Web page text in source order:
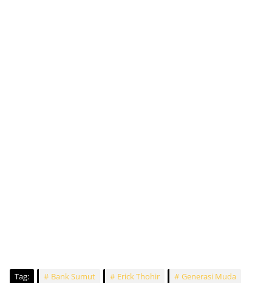
Tag: Bank Sumut Erick Thohir
Generasi Muda